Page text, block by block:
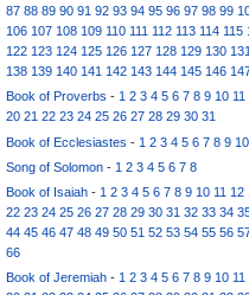
87 88 89 90 91 92 93 94 95 96 97 98 99
106 107 108 109 110 111 112 113 114 115
122 123 124 125 126 127 128 129 130 131
138 139 140 141 142 143 144 145 146
Book of Proverbs -1 2 3 4 5 6 7 8 9 10 11
20 21 22 23 24 25 26 27 28 29 30 31
Book of Ecclesiastes - 1 2 3 4 5 6 7 8 9 10
Song of Solomon - 1 2 3 4 5 6 7 8
Book of Isaiah - 1 2 3 4 5 6 7 8 9 10 11 12
22 23 24 25 26 27 28 29 30 31 32 33 34
44 45 46 47 48 49 50 51 52 53 54 55 56
66
Book of Jeremiah - 1 2 3 4 5 6 7 8 9 10 11